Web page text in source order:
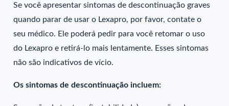
Se você apresentar sintomas de descontinuação graves
quando parar de usar o Lexapro, por favor, contate o
seu médico. Ele poderá pedir para você retomar o uso
do Lexapro e retirá-lo mais lentamente. Esses sintomas
não são indicativos de vício.
Os sintomas de descontinuação incluem: